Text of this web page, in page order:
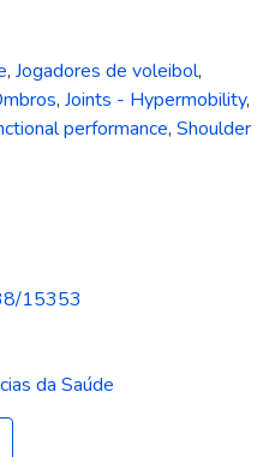
, Jogadores de voleibol,
, Joints - Hypermobility,
performance, Shoulder
15353
da Saúde